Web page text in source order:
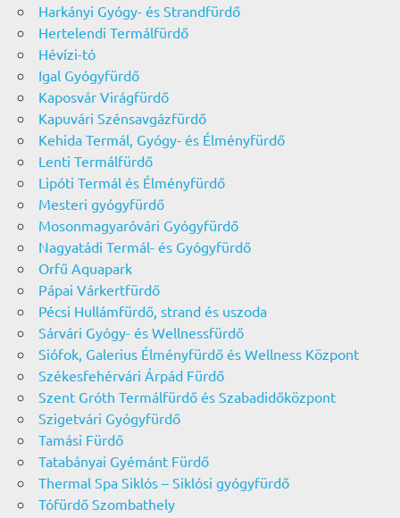
Harkányi Gyógy- és Strandfürdő
Hertelendi Termálfürdő
Hévízi-tó
Igal Gyógyfürdő
Kaposvár Virágfürdő
Kapuvári Szénsavgázfürdő
Kehida Termál, Gyógy- és Élményfürdő
Lenti Termálfürdő
Lipóti Termál és Élményfürdő
Mesteri gyógyfürdő
Mosonmagyaróvári Gyógyfürdő
Nagyatádi Termál- és Gyógyfürdő
Orfű Aquapark
Pápai Várkertfürdő
Pécsi Hullámfürdő, strand és uszoda
Sárvári Gyógy- és Wellnessfürdő
Siófok, Galerius Élményfürdő és Wellness Központ
Székesfehérvári Árpád Fürdő
Szent Gróth Termálfürdő és Szabadidőközpont
Szigetvári Gyógyfürdő
Tamási Fürdő
Tatabányai Gyémánt Fürdő
Thermal Spa Siklós – Siklósi gyógyfürdő
Tófürdő Szombathely